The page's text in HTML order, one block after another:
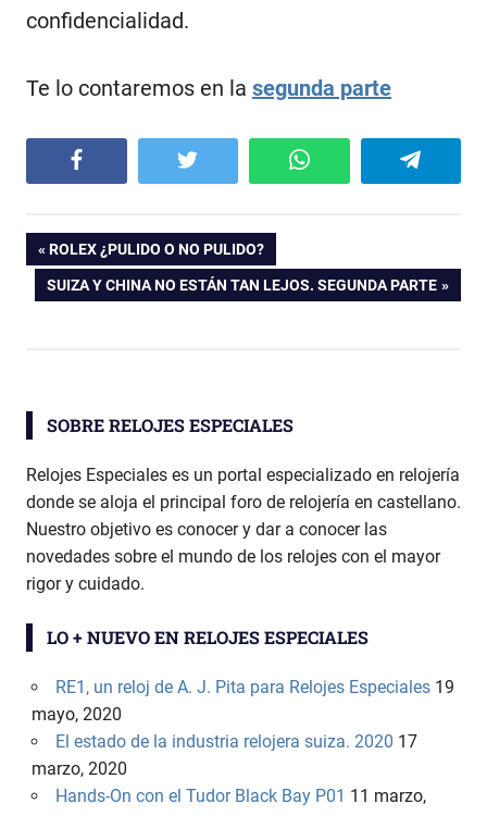
confidencialidad.
Te lo contaremos en la segunda parte
Twitter WhatsApp Telegram
Navegación
de
ENTRADA
ANTERIOR:
ROLEX ¿PULIDO O NO PULIDO?
ENTRADA
SUIZA Y CHINA NO ESTÁN TAN LEJOS. SEGUNDA PARTE
SOBRE RELOJES ESPECIALES
Relojes Especiales es un portal especializado en relojería
donde se aloja el principal foro de relojería en castellano.
Nuestro objetivo es conocer y dar a conocer las
novedades sobre el mundo de los relojes con el mayor
rigor y cuidado.
LO + NUEVO EN RELOJES ESPECIALES
RE1, un reloj de A. J. Pita para Relojes Especiales 19
mayo, 2020
El estado de la industria relojera suiza. 2020 17
marzo, 2020
Hands-On con el Tudor Black Bay P01 11 marzo,